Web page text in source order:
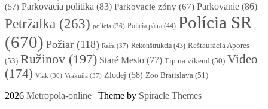
(57) Parkovacia politika (83) Parkovacie zóny (67) Parkovanie (86)
Petržalka (263) polícia (36) Polícia pátra (44) Polícia SR
(670) Požiar (118) Rača (37) Rekonštrukcia (43) Reštaurácia Apores
(53) Ružinov (197) Staré Mesto (77) Tip na víkend (50) Video
(174) Vlak (36) Vrakuňa (37) Zlodej (58) Zoo Bratislava (51)
2026 Metropola-online | Theme by Spiracle Themes